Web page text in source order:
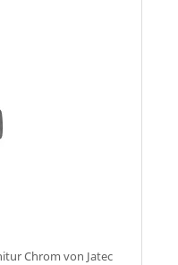
Chrom von Jatec